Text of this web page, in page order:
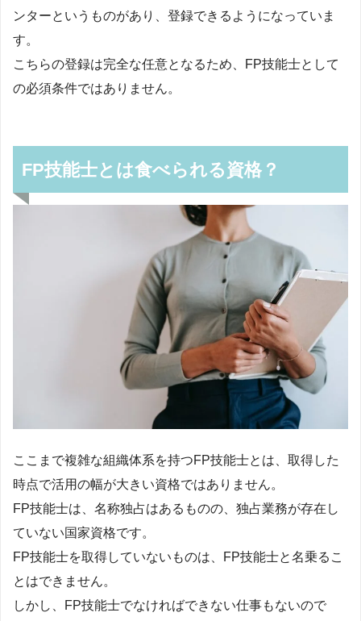
ンターというものがあり、登録できるようになっていま
す。
こちらの登録は完全な任意となるため、FP技能士として
の必須条件ではありません。
FP技能士とは食べられる資格？
ここまで複雑な組織体系を持つFP技能士とは、取得した
時点で活用の幅が大きい資格ではありません。
FP技能士は、名称独占はあるものの、独占業務が存在し
ていない国家資格です。
FP技能士を取得していないものは、FP技能士と名乗るこ
とはできません。
しかし、FP技能士でなければできない仕事もないので